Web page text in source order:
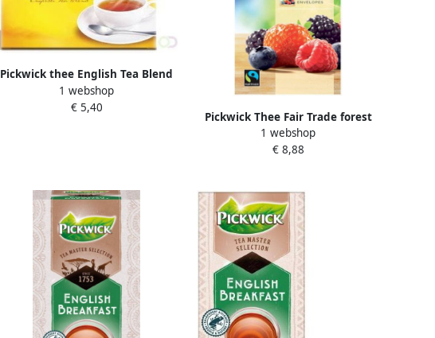
Pickwick thee English Tea Blend
pak van 100 stuks
1 webshop
€ 5,40
Pickwick Thee Fair Trade forest
fruit 25x1.5gr
1 webshop
€ 8,88